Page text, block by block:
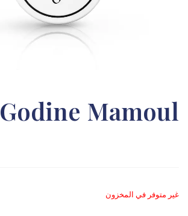
Godine Mamoul
غير متوفر في المخزون